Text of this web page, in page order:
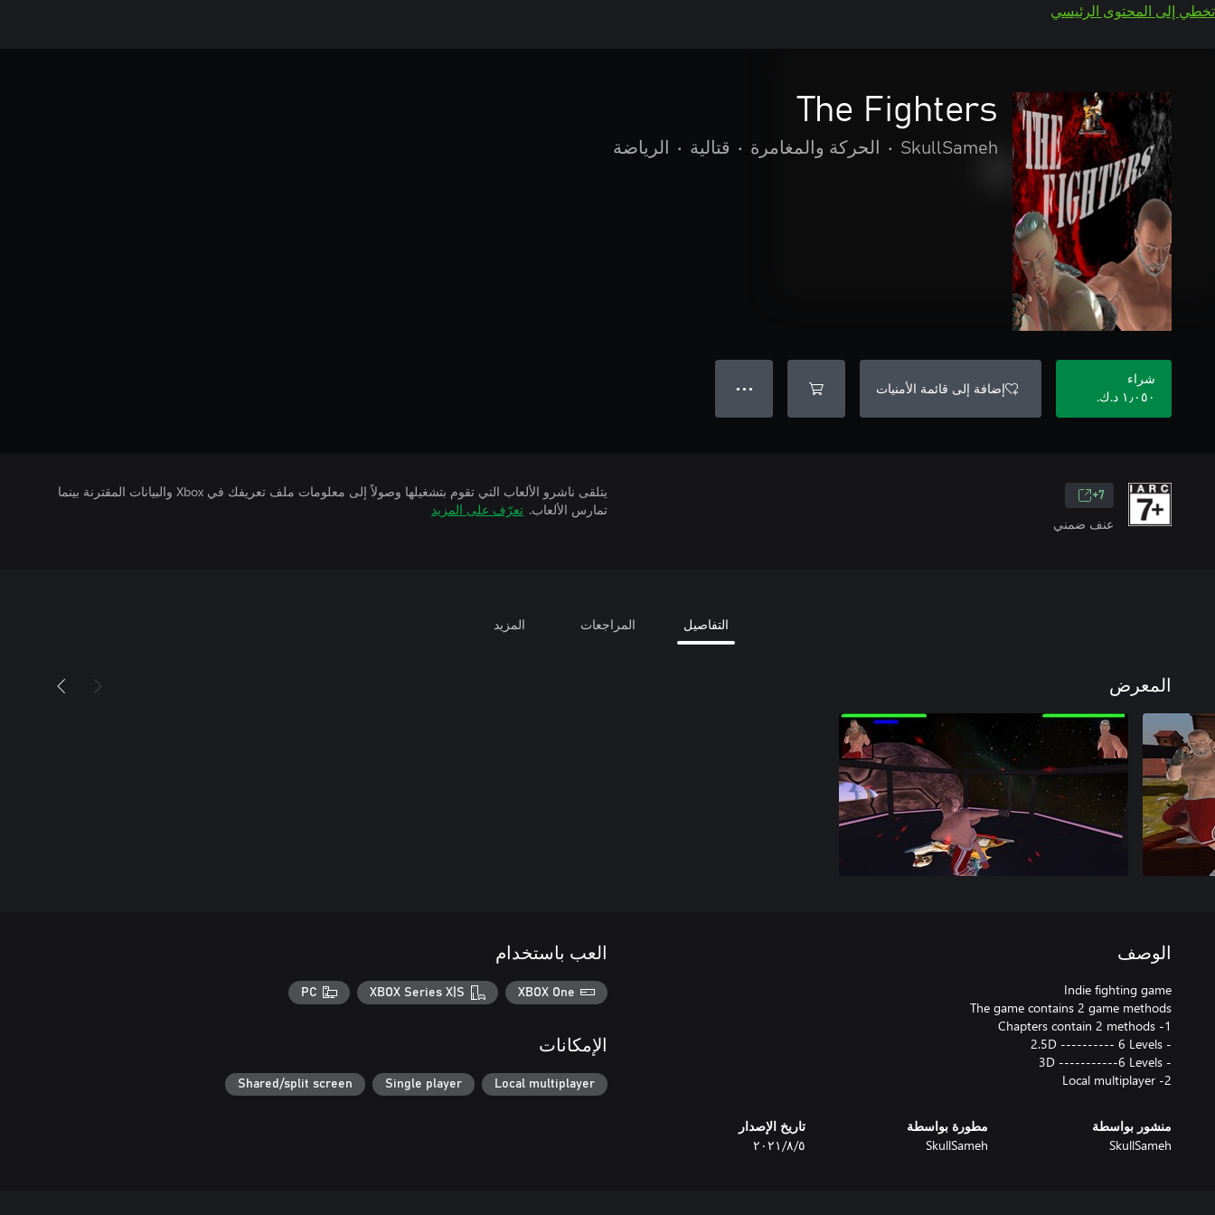
تخطي إلى المحتوى الرئيسي
The Fighters
SkullSameh
• الحركة والمغامرة • قتالية • الرياضة
شراء
١٫٠٥٠ د.ك.‏
إضافة إلى قائمة الأمنيات ● ● ●
7+
عنف ضمني
يتلقى ناشرو الألعاب التي تقوم بتشغيلها وصولاً إلى معلومات ملف تعريفك في Xbox والبيانات المقترنة بينما
تمارس الألعاب. تعرّف على المزيد
التفاصيل المراجعات المزيد
المعرض
الوصف
2- Local multiplayer
منشور بواسطة
SkullSameh
مطورة بواسطة
SkullSameh
تاريخ الإصدار
٥‏/٨‏/٢٠٢١
العب باستخدام
XBOX One
XBOX Series X|S
PC
الإمكانات
Local multiplayer
Single player
Shared/split screen